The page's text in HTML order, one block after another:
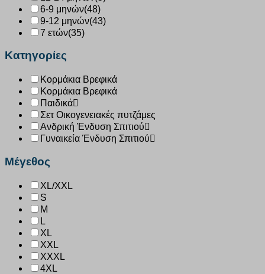
6-9 μηνών(48)
9-12 μηνών(43)
7 ετών(35)
Κατηγορίες
Κορμάκια Βρεφικά
Κορμάκια Βρεφικά
Παιδικά
Σετ Οικογενειακές πυτζάμες
Ανδρική Ένδυση Σπιτιού
Γυναικεία Ένδυση Σπιτιού
Μέγεθος
XL/XXL
S
M
L
XL
XXL
XXXL
4XL